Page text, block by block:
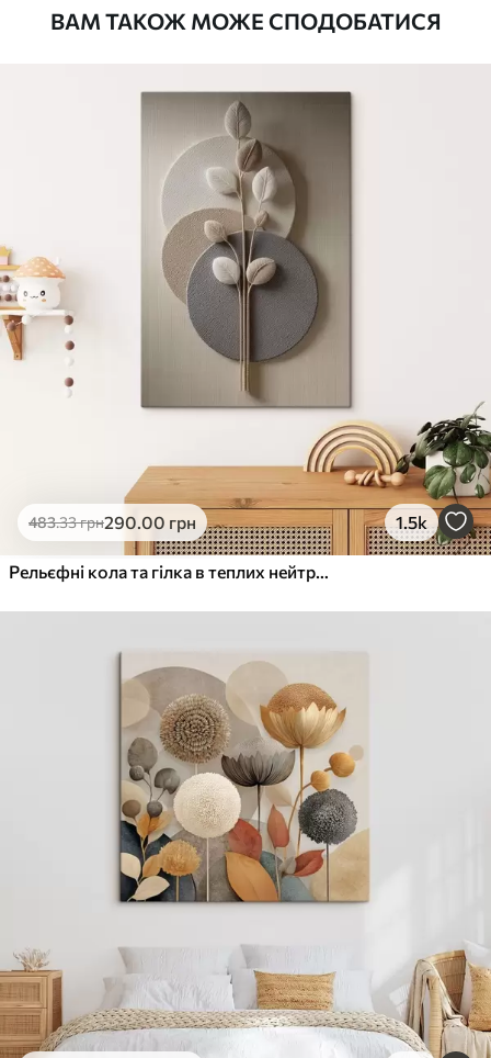
Яскраві, насичені кольори
Стійкість до вицвітання
Безпечне чорнило без запаху
Поверхня з текстурою полотна
Екологічний матеріал
Преміум
Від363
Яскраві, насичені кольори
Стійкість до вицвітання
Безпечне чорнило без запаху
Поверхня з текстурою полотна
Еко-Преміум
.00грн
✓Яскраві, насичені кольори
Поверхня з текстурою полотна
Екологічний матеріал
ВАМ ТАКОЖ МОЖЕ СПОДОБАТИСЯ
483.33грн290.00 грн 1.5k
Рельєфні кола та гілка в теплих нейтральних тонах